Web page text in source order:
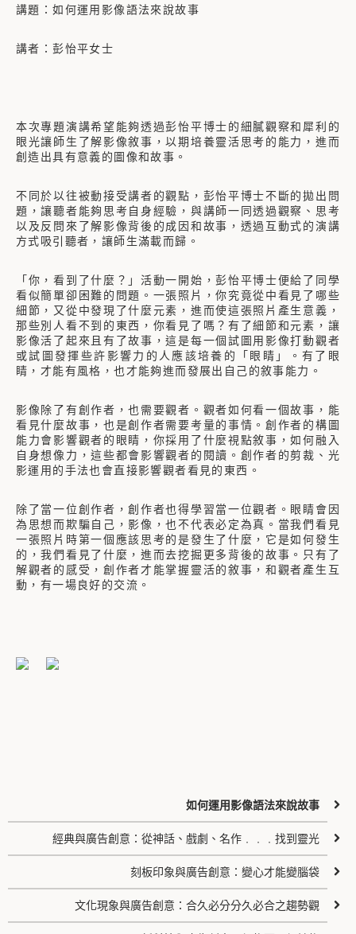
講題：如何運用影像語法來說故事
講者：彭怡平女士
本次專題演講希望能夠透過彭怡平博士的細膩觀察和犀利的
眼光讓師生了解影像敘事，以期培養靈活思考的能力，進而
創造出具有意義的圖像和故事。
不同於以往被動接受講者的觀點，彭怡平博士不斷的拋出問
題，讓聽者能夠思考自身經驗，與講師一同透過觀察、思考
以及反問來了解影像背後的成因和故事，透過互動式的演講
方式吸引聽者，讓師生滿載而歸。
「你，看到了什麼？」活動一開始，彭怡平博士便給了同學
看似簡單卻困難的問題。一張照片，你究竟從中看見了哪些
細節，又從中發現了什麼元素，進而使這張照片產生意義，
那些別人看不到的東西，你看見了嗎？有了細節和元素，讓
影像活了起來且有了故事，這是每一個試圖用影像打動觀者
或試圖發揮些許影響力的人應該培養的「眼睛」。有了眼
睛，才能有風格，也才能夠進而發展出自己的敘事能力。
影像除了有創作者，也需要觀者。觀者如何看一個故事，能
看見什麼故事，也是創作者需要考量的事情。創作者的構圖
能力會影響觀者的眼睛，你採用了什麼視點敘事，如何融入
自身想像力，這些都會影響觀者的閱讀。創作者的剪裁、光
影運用的手法也會直接影響觀者看見的東西。
除了當一位創作者，創作者也得學習當一位觀者。眼睛會因
為思想而欺騙自己，影像，也不代表必定為真。當我們看見
一張照片時第一個應該思考的是發生了什麼，它是如何發生
的，我們看見了什麼，進而去挖掘更多背後的故事。只有了
解觀者的感受，創作者才能掌握靈活的敘事，和觀者產生互
動，有一場良好的交流。
如何運用影像語法來說故事
經典與廣告創意：從神話、戲劇、名作﹒﹒﹒找到靈光
刻板印象與廣告創意：變心才能變腦袋
文化現象與廣告創意：合久必分分久必合之趨勢觀